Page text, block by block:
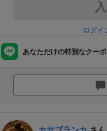
ログイ
あなただけの特別なクー